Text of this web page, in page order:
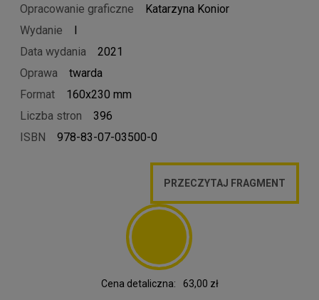
Opracowanie graficzne
Katarzyna Konior
Wydanie
I
Data wydania
2021
Oprawa
twarda
Format
160x230 mm
Liczba stron
396
ISBN
978-83-07-03500-0
PRZECZYTAJ FRAGMENT
Cena detaliczna: 63,00 zł